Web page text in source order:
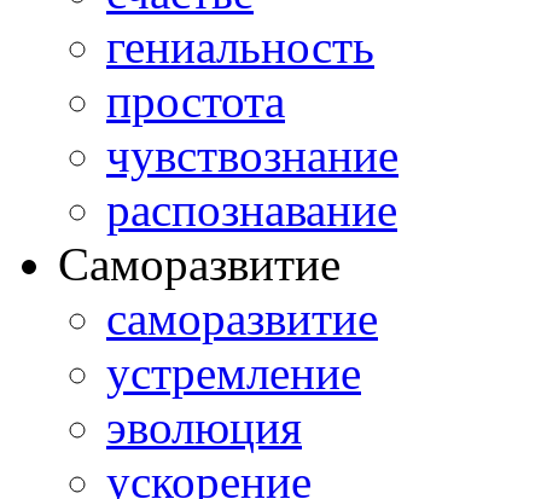
гениальность
простота
чувствознание
распознавание
Саморазвитие
саморазвитие
устремление
эволюция
ускорение